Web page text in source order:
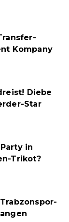
Kompany
Diebe
Star
in
Trikot?